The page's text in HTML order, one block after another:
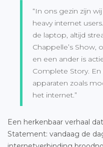
“In ons gezin zijn
heavy internet
de laptop, altijd
Chappelle’s Show,
en een ander is
Complete Story.
apparaten zoals
het internet.”
Een herkenbaar verhaal
Statement: vandaag de